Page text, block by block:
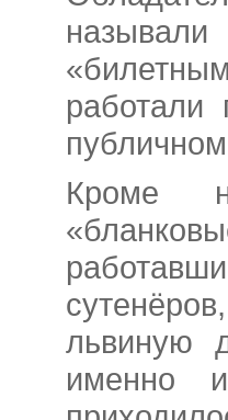
Кроме
львиную
именно